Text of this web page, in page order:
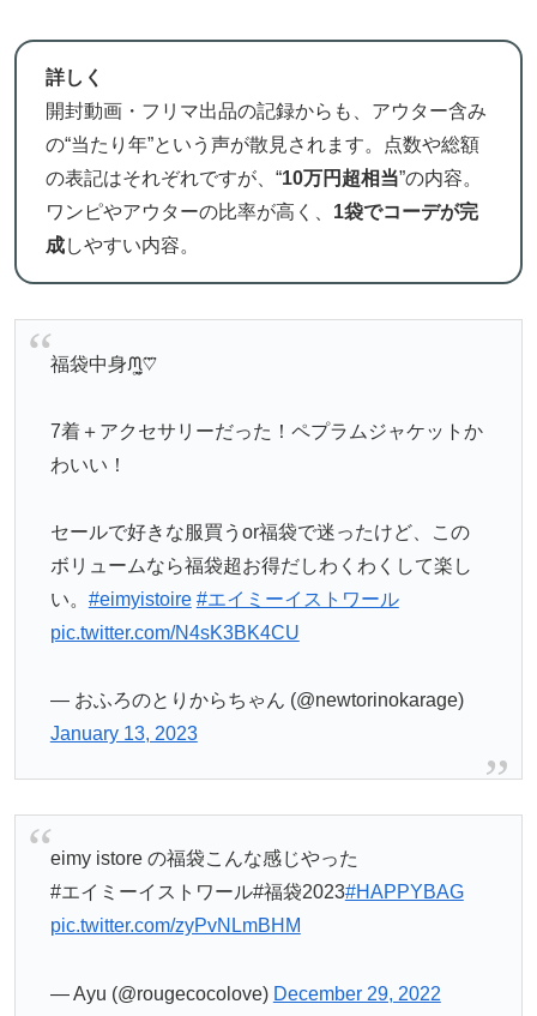
詳しく
開封動画・フリマ出品の記録からも、アウター含み
の“当たり年”という声が散見されます。点数や総額
の表記はそれぞれですが、“10万円超相当”の内容。
ワンピやアウターの比率が高く、 1袋でコーデが完
成しやすい内容。
福袋中身ᙏ̤̫͚♡⃜
7着＋アクセサリーだった！ペプラムジャケットか
わいい！
セールで好きな服買うor福袋で迷ったけど、この
ボリュームなら福袋超お得だしわくわくして楽し
い。 #eimyistoire #エイミーイストワール
pic.twitter.com/N4sK3BK4CU
— おふろのとりからちゃん (@newtorinokarage)
January 13, 2023
eimy istore の福袋こんな感じやった
#エイミーイストワール#福袋2023#HAPPYBAG
pic.twitter.com/zyPvNLmBHM
— Ayu (@rougecocolove) December 29, 2022